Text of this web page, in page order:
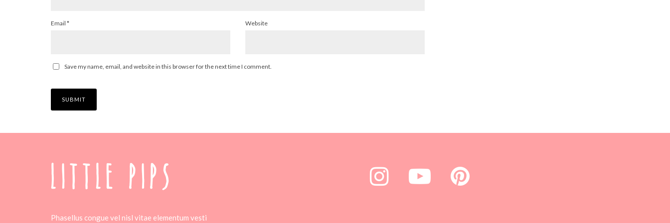
Email * Website
Save my name, email, and website in this browser for the next time I comment.
Phasellus congue vel nisl vitae elementum vesti